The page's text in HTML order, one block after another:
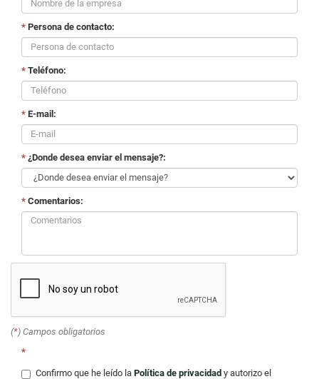
* Persona de contacto:
* Teléfono:
* E-mail:
* ¿Donde desea enviar el mensaje?:
* Comentarios:
(*) Campos obligatorios
*
Confirmo que he leído la Política de privacidad y autorizo el